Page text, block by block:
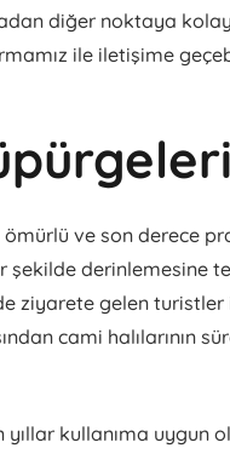
diğer noktaya kolay
ile iletişime
ve son derece
derinlemesine
ziyarete gelen
cami halılarının
kullanıma uygun